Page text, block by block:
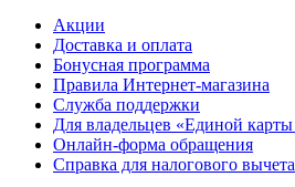
Акции
Доставка и оплата
Бонусная программа
Правила Интернет-магазина
Служба поддержки
Для владельцев «Единой
Онлайн-форма обращения
Справка для налогового вычета